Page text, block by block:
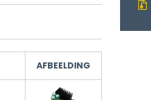
AFBEELDING